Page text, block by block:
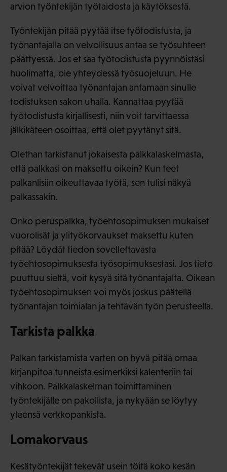
arvion työntekijän työtaidosta ja käytöksestä.
Työntekijän pitää pyytää itse työtodistusta, ja
työnantajalla on velvollisuus antaa se työsuhteen
päättyessä. Jos et saa työtodistusta pyynnöistäsi
huolimatta, ole yhteydessä työsuojeluun. He
voivat velvoittaa työnantajan antamaan sinulle
todistuksen sakon uhalla. Kannattaa pyytää
työtodistusta kirjallisesti, niin voit tarvittaessa
jälkikäteen osoittaa, että olet pyytänyt sitä.
Olethan tarkistanut jokaisesta palkkalaskelmasta,
että palkkasi on maksettu oikein? Kun teet
palkanlisiin oikeuttavaa työtä, sen tulisi näkyä
palkassakin.
Onko peruspalkka, työehtosopimuksen mukaiset
vuorolisät ja ylityökorvaukset maksettu kuten
pitää? Löydät tiedon sovellettavasta
työehtosopimuksesta työsopimuksestasi. Jos tieto
puuttuu sieltä, voit kysyä sitä työnantajalta. Oikean
työehtosopimuksen voi myös joskus päätellä
työnantajan toimialan ja tehtävän työn perusteella.
Tarkista palkka
Palkan tarkistamista varten on hyvä pitää omaa
kirjanpitoa tunneista esimerkiksi kalenteriin tai
vihkoon. Palkkalaskelman toimittaminen
työntekijälle on pakollista, ja nykyään se löytyy
yleensä verkkopankista.
Lomakorvaus
Kesätyöntekijät tekevät usein töitä koko kesän